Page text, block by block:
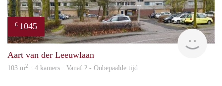
€ 1045
Aart van der Leeuwlaan
103 m2 · 4 kamers · Vanaf ? - Onbepaalde tijd